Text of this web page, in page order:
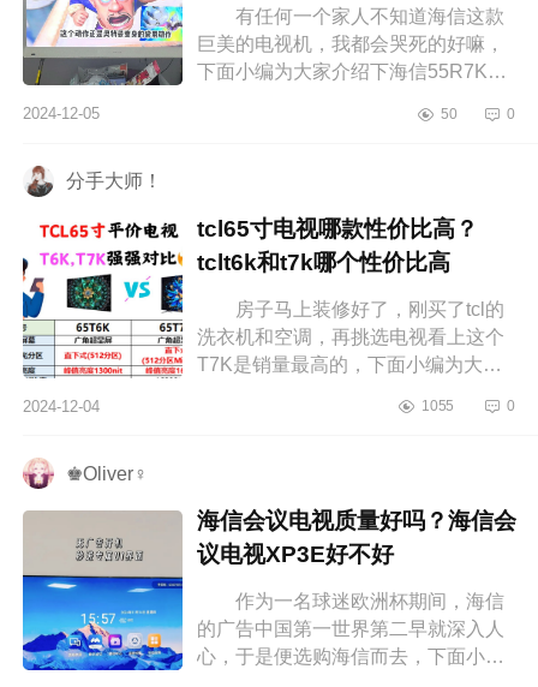
有任何一个家人不知道海信这款
巨美的电视机，我都会哭死的好嘛，
下面小编为大家介绍下海信55R7K艺
海信55R7K艺术电视怎样 海信艺
2024-12-05 50 0
分手大师！
tcl65寸电视哪款性价比高？
tclt6k和t7k哪个性价比高
房子马上装修好了，刚买了tcl的
洗衣机和空调，再挑选电视看上这个
T7K是销量最高的，下面小编为大家
tclt6k和t7k哪个性价比高 tcl65寸...
2024-12-04 1055 0
♚Oliver♀
海信会议电视质量好吗？海信会
议电视XP3E好不好
作为一名球迷欧洲杯期间，海信
的广告中国第一世界第二早就深入人
心，于是便选购海信而去，下面小编